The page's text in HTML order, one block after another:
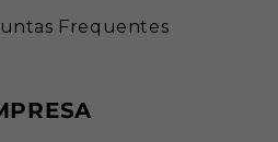
Frequentes